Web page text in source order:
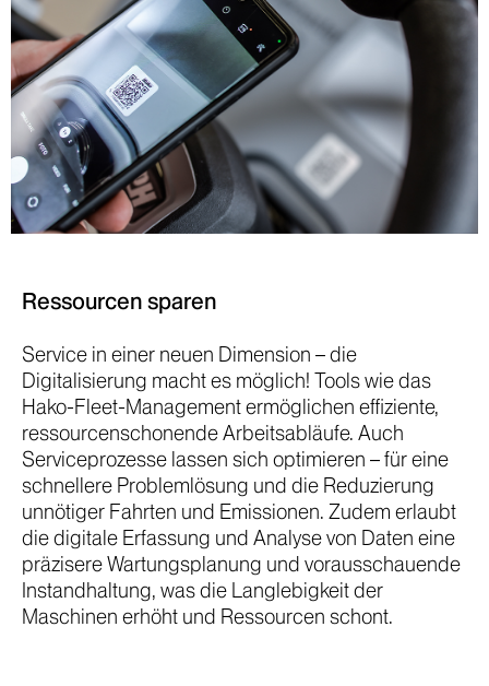
Ressourcen sparen
Service in einer neuen Dimension – die
Digitalisierung macht es möglich! Tools wie das
Hako-Fleet-Management ermöglichen effiziente,
ressourcenschonende Arbeitsabläufe. Auch
Serviceprozesse lassen sich optimieren – für eine
schnellere Problemlösung und die Reduzierung
unnötiger Fahrten und Emissionen. Zudem erlaubt
die digitale Erfassung und Analyse von Daten eine
präzisere Wartungsplanung und vorausschauende
Instandhaltung, was die Langlebigkeit der
Maschinen erhöht und Ressourcen schont.